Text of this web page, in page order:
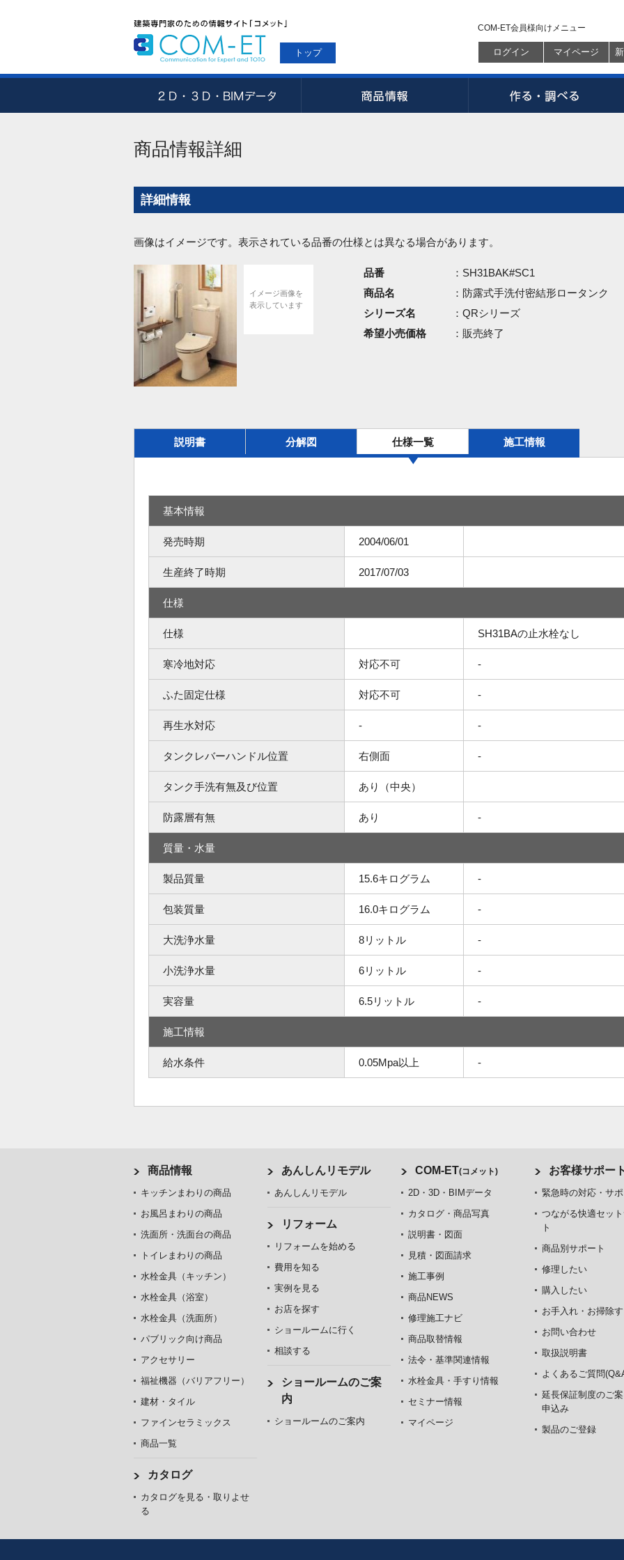
トップ
COM-ET会員様向けメニュー
ログイン マイページ
商品情報詳細
詳細情報
画像はイメージです。表示されている品番の仕様とは異なる場合があります。
イメージ画像を
表示しています
品番
：SH31BAK#SC1
商品名
：防露式手洗付密結形ロータンク
シリーズ名
：QRシリーズ
希望小売価格
：販売終了
説明書 分解図 仕様一覧 施工情報
基本情報
発売時期 2004/06/01
生産終了時期 2017/07/03
仕様
仕様 SH31BAの止水栓なし
寒冷地対応 対応不可 -
ふた固定仕様 対応不可 -
再生水対応 - -
タンクレバーハンドル位置 右側面 -
タンク手洗有無及び位置 あり（中央）
防露層有無 あり -
質量・水量
製品質量 15.6キログラム -
包装質量 16.0キログラム -
大洗浄水量 8リットル -
小洗浄水量 6リットル -
実容量 6.5リットル -
施工情報
給水条件 0.05Mpa以上 -
商品情報
キッチンまわりの商品
お風呂まわりの商品
洗面所・洗面台の商品
トイレまわりの商品
水栓金具（キッチン）
水栓金具（浴室）
水栓金具（洗面所）
パブリック向け商品
アクセサリー
福祉機器（バリアフリー）
建材・タイル
ファインセラミックス
商品一覧
カタログ
カタログを見る・取りよせ
る
あんしんリモデル
あんしんリモデル
リフォーム
リフォームを始める
費用を知る
実例を見る
お店を探す
ショールームに行く
相談する
ショールームのご案
内
ショールームのご案内
COM-ET(コメット)
2D・3D・BIMデータ
カタログ・商品写真
説明書・図面
見積・図面請求
施工事例
商品NEWS
修理施工ナビ
商品取替情報
法令・基準関連情報
水栓金具・手すり情報
セミナー情報
マイページ
お客様サポー
緊急時の対応・サ
つながる快適セッ
ト
商品別サポート
修理したい
購入したい
お手入れ・お掃除
お問い合わせ
取扱説明書
よくあるご質問
延長保証制度のご
申込み
製品のご登録